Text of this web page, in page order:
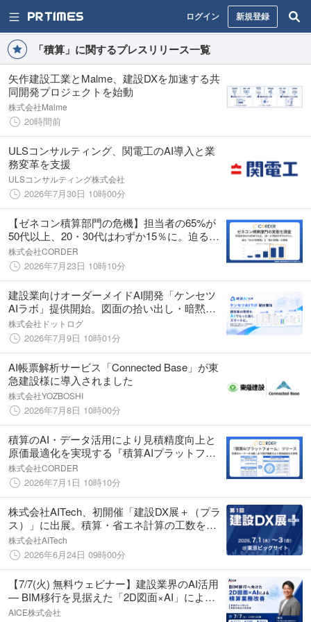
ログイン 新規登録
「積算」に関するプレスリリース一覧
矢作建設工業とMalme、建設DXを加速する共
同開発プロジェクトを始動
株式会社Malme
20時間前
ULSコンサルティング、関電工のAI導入と業
務変革を支援
ULSコンサルティング株式会社
2026年7月30日 10時00分
【ゼネコン積算部門の危機】担当者の65%が
50代以上、20・30代はわずか15％に。迫る
「2030年問題」と「隠れ残業」の実態を
CORDERが調査
株式会社CORDER
2026年7月23日 10時10分
建設業向けオーダーメイドAI開発「ケンセツ
AIラボ」提供開始。図面の拾い出し・暗黙知
のデータ化・受発注転記などの自動化を支援
株式会社ドットログ
2026年7月9日 10時01分
AI帳票解析サービス「Connected Base」が東
急建設様に導入されました
株式会社YOZBOSHI
2026年7月8日 10時00分
積算のAI・データ活用により見積精度向上と
原価最適化を実現する『積算AIプラットフォ
ーム』をCORDERがリリース
株式会社CORDER
2026年7月1日 10時10分
株式会社AITech、初開催「建設DX展＋（プラ
ス）」に出展。積算・省エネ計算の工数を劇
的に削減――図面アップロードだけで自動計
算できる実務を圧倒的に効率化する新ワーク
フローのご提案
株式会社AITech
2026年6月24日 09時00分
【7/7(火) 無料ウェビナー】建設業界のAI活用
— BIM移行を見据えた「2D図面×AI」による
積算業務改善を解説
AICE株式会社